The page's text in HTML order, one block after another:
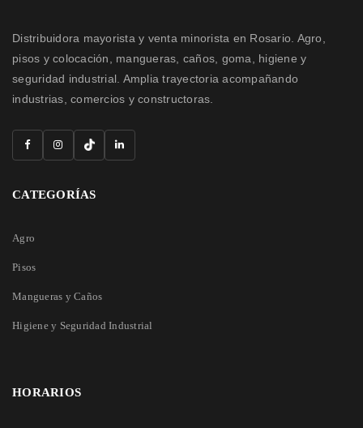
Distribuidora mayorista y venta minorista en Rosario. Agro,
pisos y colocación, mangueras, caños, goma, higiene y
seguridad industrial. Amplia trayectoria acompañando
industrias, comercios y constructoras.
CATEGORÍAS
Agro
Pisos
Mangueras y Caños
Higiene y Seguridad Industrial
HORARIOS